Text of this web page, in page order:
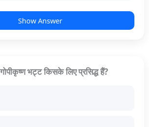
Show Answer
भट्ट किसके लिए प्रसिद्ध हैं?